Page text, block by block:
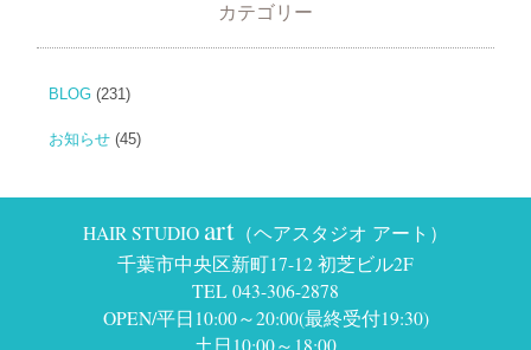
カテゴリー
BLOG (231)
お知らせ (45)
HAIR STUDIO art （ヘアスタジオ アート）
千葉市中央区新町17-12 初芝ビル2F
TEL 043-306-2878
OPEN/平日10:00～20:00(最終受付19:30)
土日10:00～18:00